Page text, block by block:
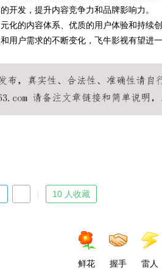
开发，提升内容竞争力和品牌影响力。
化的内容体系、优质的用户体验和持续
用户需求的不断变化，飞牛影视有望进
10 人收藏
鲜花 握手 雷人